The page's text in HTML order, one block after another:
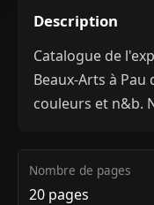
Description
Catalogue de
Beaux-Arts à Pau
couleurs et n&b.
Nombre de pages
20 pages